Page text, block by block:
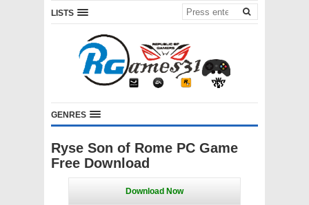
LISTS
GENRES
Ryse Son of Rome PC Game
Free Download